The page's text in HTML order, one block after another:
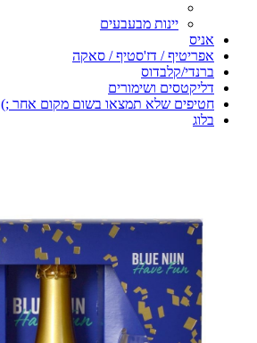
יינות מבעבעים
אניס
אפריטיף / דז'סטיף / סאקה
ברנדי/קלבדוס
דליקטסים ושימורים
חטיפים שלא תמצאו בשום מקום אחר ;)
בלוג